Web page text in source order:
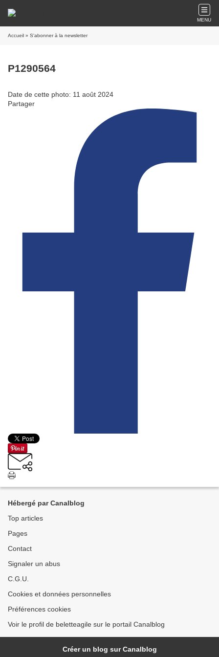
MENU
Accueil » S'abonner à la newsletter
P1290564
Date de cette photo: 11 août 2024
Partager
Hébergé par Canalblog
Top articles
Pages
Contact
Signaler un abus
C.G.U.
Cookies et données personnelles
Préférences cookies
Voir le profil de beletteagile sur le portail Canalblog
Créer un blog sur Canalblog